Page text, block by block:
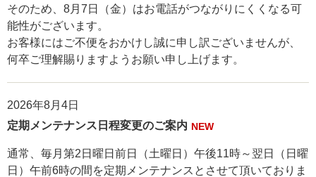
そのため、8月7日（金）はお電話がつながりにくくなる可
能性がございます。
お客様にはご不便をおかけし誠に申し訳ございませんが、
何卒ご理解賜りますようお願い申し上げます。
2026年8月4日
定期メンテナンス日程変更のご案内 NEW
通常、毎月第2日曜日前日（土曜日）午後11時～翌日（日曜
日）午前6時の間を定期メンテナンスとさせて頂いておりま